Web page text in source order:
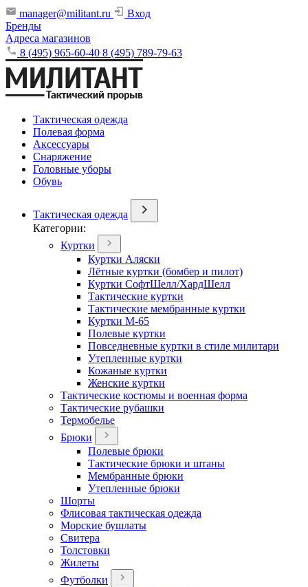
manager@militant.ru
Вход
Бренды
Адреса магазинов
8 (495) 965-60-40 8 (495) 789-79-63
Тактическая одежда
Полевая форма
Аксессуары
Снаряжение
Головные уборы
Обувь
Тактическая одежда
Категории:
Куртки
Куртки Аляски
Лётные куртки (бомбер и пилот)
Куртки СофтШелл/ХардШелл
Тактические куртки
Тактические мембранные куртки
Куртки М-65
Полевые куртки
Повседневные куртки в стиле милитари
Утепленные куртки
Кожаные куртки
Женские куртки
Тактические костюмы и военная форма
Тактические рубашки
Термобелье
Брюки
Полевые брюки
Тактические брюки и штаны
Мембранные брюки
Утепленные брюки
Шорты
Флисовая тактическая одежда
Морские бушлаты
Свитера
Толстовки
Жилеты
Футболки